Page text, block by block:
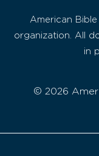
American
organization. All
in
© 2026